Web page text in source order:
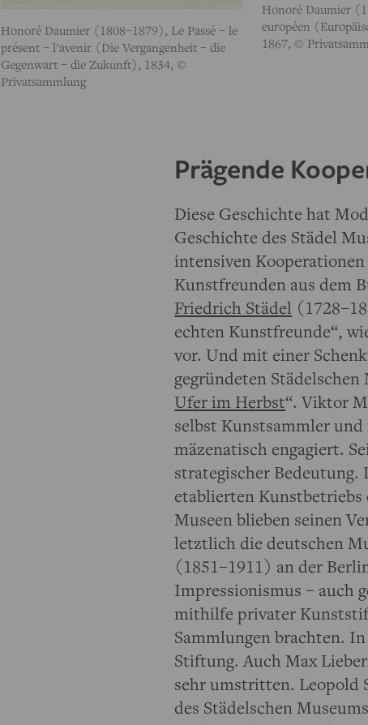
Honoré Daumier (1808–1879), Le Passé – le
présent – l'avenir (Die Vergangenheit – die
Gegenwart – die Zukunft), 1834, ©
Privatsammlung
Honoré Daumier
européen
1867, ©
Prägende
Diese Geschichte hat
Geschichte des Städel
intensiven
Kunstfreunden aus dem
Friedrich Städel
echten Kunstfreunde“,
vor. Und mit einer
gegründeten Städelschen
Ufer im Herbst“. Viktor
selbst Kunstsammler
mäzenatisch engagiert.
strategischer Bedeutung.
etablierten Kunstbetriebs
Museen blieben seinen
letztlich die deutschen
(1851–1911) an der
Impressionismus – auch
mithilfe privater
Sammlungen brachten.
Stiftung. Auch Max
sehr umstritten. Leopold
des Städelschen